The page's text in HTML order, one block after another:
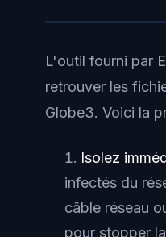
L'outil fourni par
retrouver les
Globe3. Voici la
Isolez
infectés du
câble réseau
pour stopper